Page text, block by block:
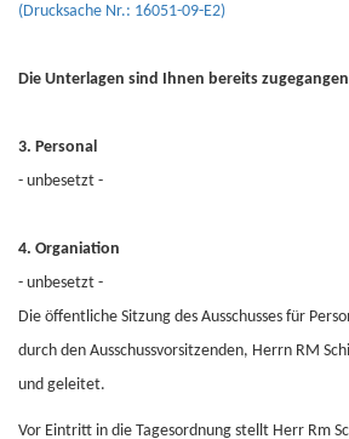
(Drucksache Nr.: 16051-09-E2)
Die Unterlagen sind Ihnen bereits
3. Personal
- unbesetzt -
4. Organiation
- unbesetzt -
Die öffentliche Sitzung des Ausschusses für
durch den Ausschussvorsitzenden, Herrn RM
und geleitet.
Vor Eintritt in die Tagesordnung stellt Herr Rm